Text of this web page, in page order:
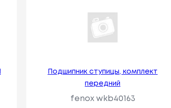
Подшипник ступицы, комплект
передний
fenox wkb40163